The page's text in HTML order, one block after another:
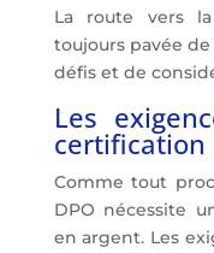
La route vers
toujours pavée
défis et de
Les
certification
Comme tout
DPO nécessite
en argent. Les